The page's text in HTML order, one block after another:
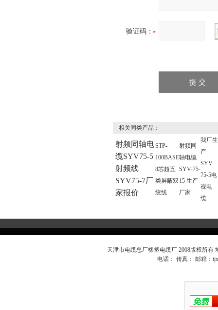
验证码：
相关同类产品：
射频同轴电
缆SYV75-5
射频线
SYV75-7厂
家报价
STP-
100BASE
8芯超五
类屏蔽双
绞线
射频同
轴电缆
SYV-75-
15 生产
厂家
我厂生
产
SYV-
75-5电
视电
缆
天津市电缆总厂橡塑电缆厂 2008版权所
电话： 传真： 邮箱：